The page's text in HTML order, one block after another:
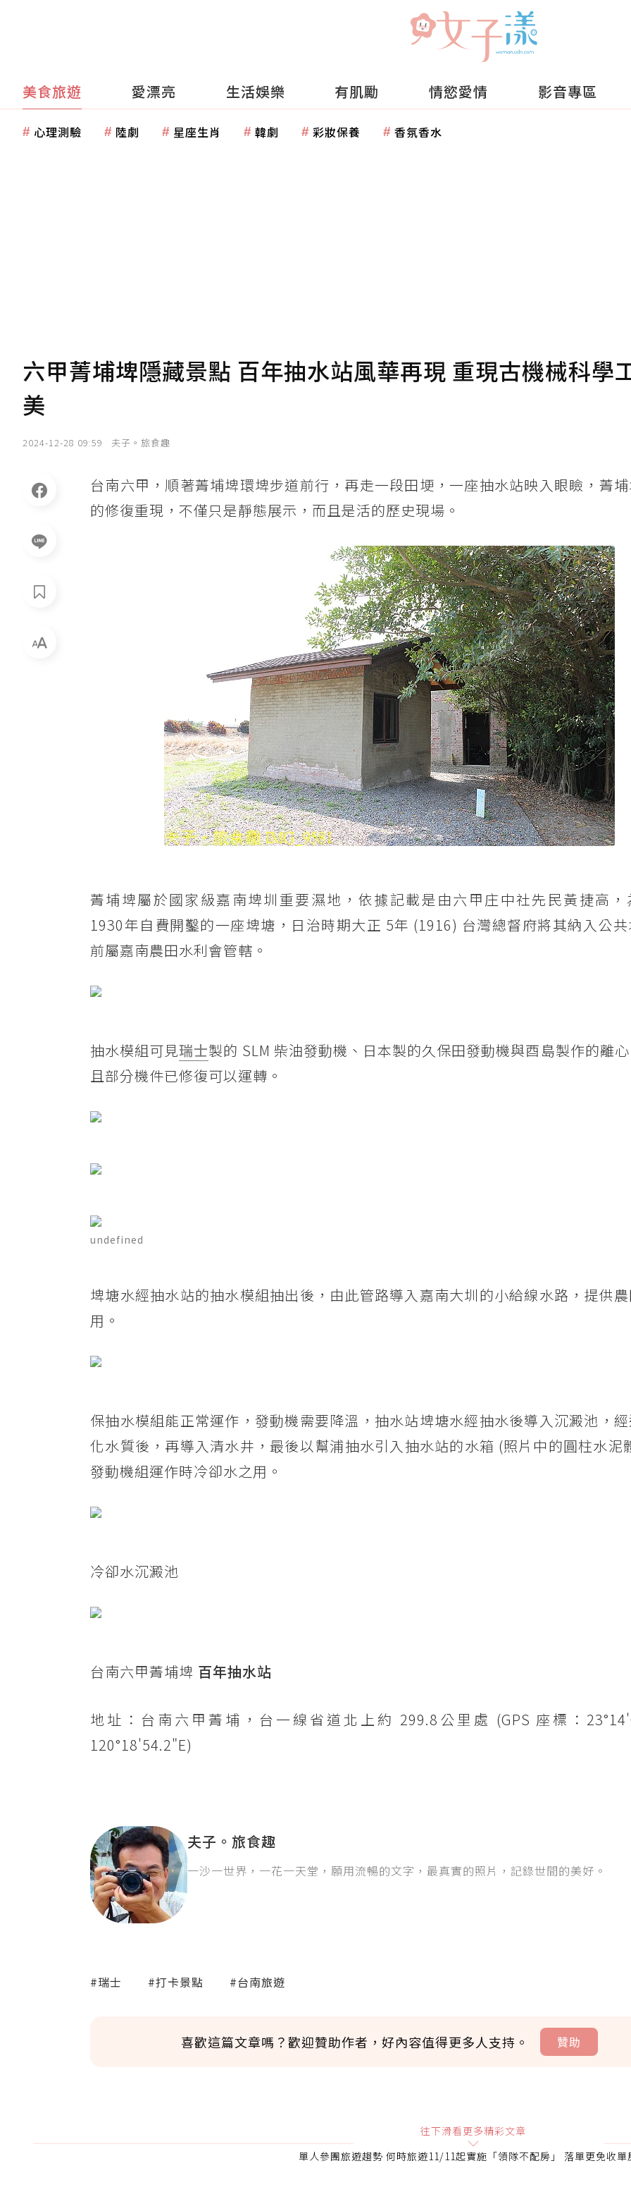
美食旅遊 愛漂亮 生活娛樂 有肌勵 情慾愛情 影音專區
心理測驗 陸劇 星座生肖 韓劇 彩妝保養 香氛香水
六甲菁埔埤隱藏景點 百年抽水站風華再現 重現古機械科學
美
2024-12-28 09:59 夫子。旅食趣
台南六甲，順著菁埔埤環埤步道前行，再走一段田埂，一座抽水站映入眼瞼，菁
的修復重現，不僅只是靜態展示，而且是活的歷史現場。
菁埔埤屬於國家級嘉南埤圳重要濕地，依據記載是由六甲庄中社先民黃捷高，
1930年自費開鑿的一座埤塘，日治時期大正 5年 (1916) 台灣總督府將其納入公共
前屬嘉南農田水利會管轄。
抽水模組可見瑞士製的 SLM 柴油發動機、日本製的久保田發動機與酉島製作的離
且部分機件已修復可以運轉。
undefined
埤塘水經抽水站的抽水模組抽出後，由此管路導入嘉南大圳的小給線水路，提供
用。
保抽水模組能正常運作，發動機需要降溫，抽水站埤塘水經抽水後導入沉澱池，
化水質後，再導入清水井，最後以幫浦抽水引入抽水站的水箱 (照片中的圓柱水泥
發動機組運作時冷卻水之用。
冷卻水沉澱池
台南六甲菁埔埤 百年抽水站
地址：台南六甲菁埔，台一線省道北上約 299.8公里處 (GPS 座標：
120°18'54.2"E)
夫子。旅食趣
一沙一世界，一花一天堂，願用流暢的文字，最真實的照片，記錄世間的美好。
#瑞士 #打卡景點 #台南旅遊
喜歡這篇文章嗎？歡迎贊助作者，好內容值得更多人支持。 贊助
往下滑看更多精彩文章
單人參團旅遊趨勢 何時旅遊11/11起實施「領隊不配房」 落單更免收單